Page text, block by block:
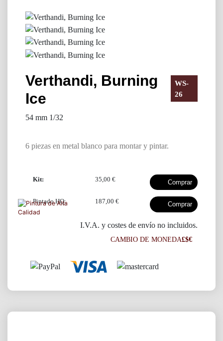
Verthandi, Burning
Ice
WS-
26
54 mm 1/32
6 piezas en metal blanco para montar y pintar.
Kit: 35,00 €
Pintado HQ: 187,00 €
I.V.A. y costes de envío no incluidos.
CAMBIO DE MONEDA£$€